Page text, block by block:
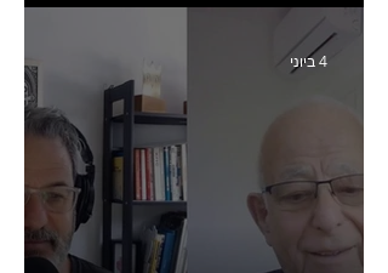
מנכ״לית באומן בר ריבנאי
4 ביוני